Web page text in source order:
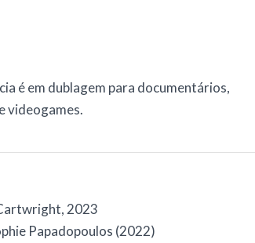
é em dublagem para documentários,
videogames.
2023
Papadopoulos (2022)